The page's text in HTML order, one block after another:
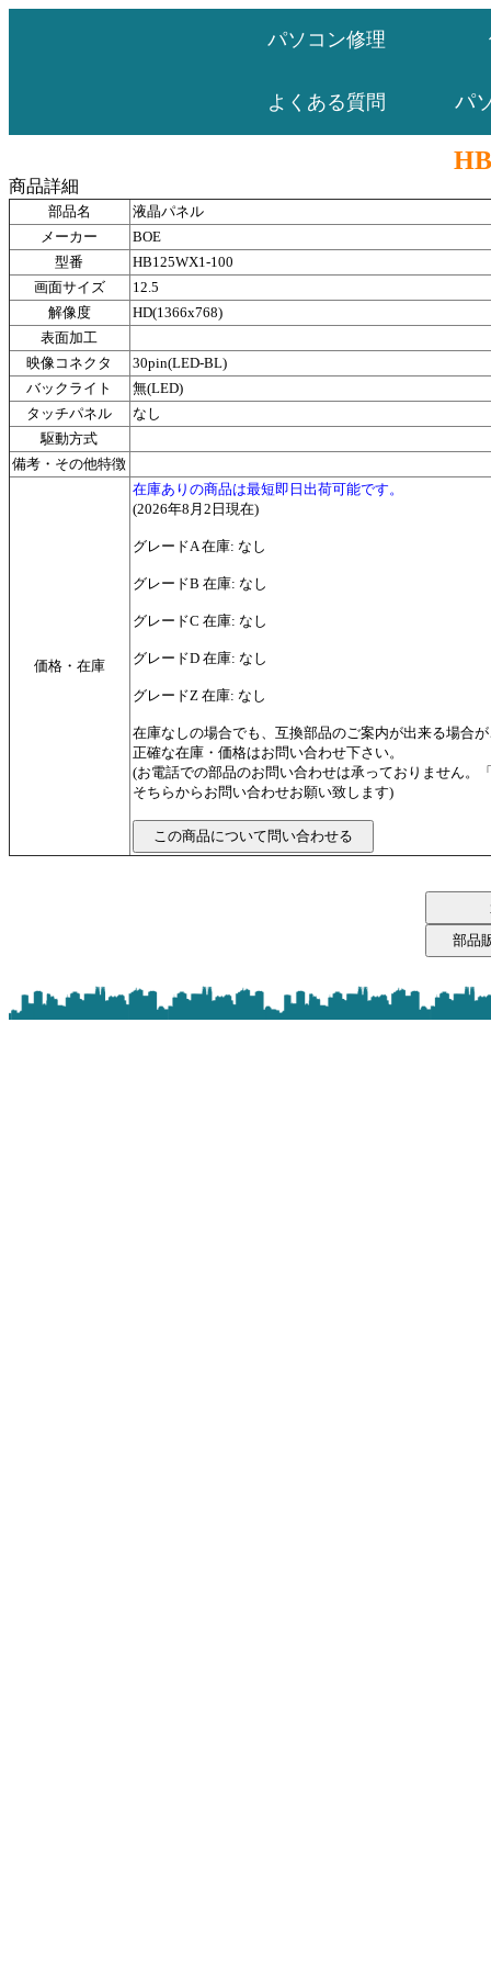
パソコン修理
よくある質問 パ
商品詳細
部品名
液晶パネル
メーカー
BOE
型番
HB125WX1-100
画面サイズ
12.5
解像度
HD(1366x768)
表面加工
映像コネクタ
30pin(LED-BL)
バックライト
無(LED)
タッチパネル
なし
駆動方式
備考・その他特徴
価格・在庫
在庫ありの商品は最短即日出荷可能です。
(2026年8月2日現在)
グレードA 在庫: なし
グレードB 在庫: なし
グレードC 在庫: なし
グレードD 在庫: なし
グレードZ 在庫: なし
在庫なしの場合でも、互換部品のご案内が出来る場合
正確な在庫・価格はお問い合わせ下さい。
(お電話での部品のお問い合わせは承っておりません。
そちらからお問い合わせお願い致します)